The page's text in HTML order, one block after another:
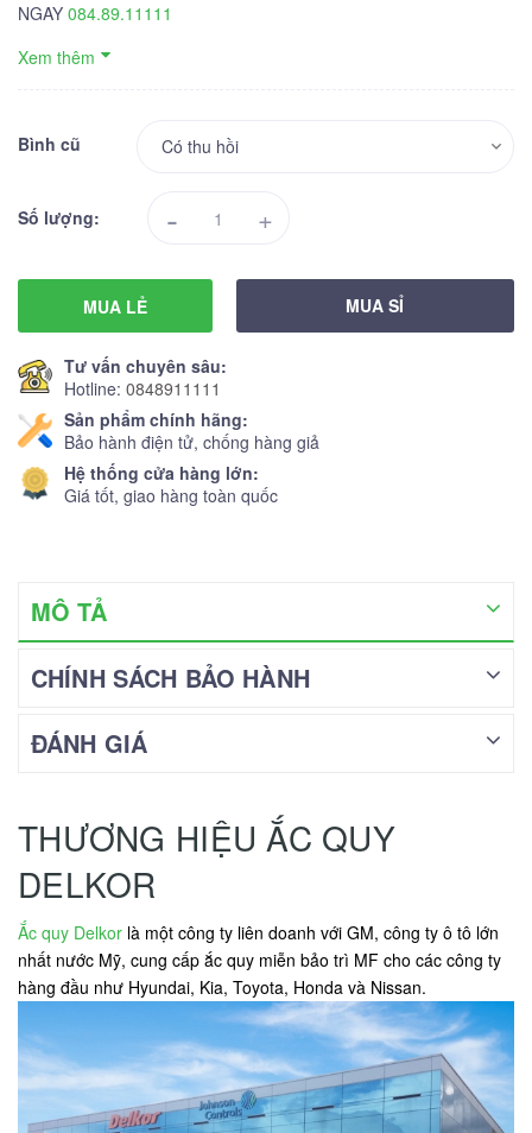
NGAY 084.89.11111
Xem thêm
Bình cũ
Số lượng: - +
MUA LẺ MUA SỈ
Tư vấn chuyên sâu:
Hotline: 0848911111
Sản phẩm chính hãng:
Bảo hành điện tử, chống hàng giả
Hệ thống cửa hàng lớn:
Giá tốt, giao hàng toàn quốc
MÔ TẢ
CHÍNH SÁCH BẢO HÀNH
ĐÁNH GIÁ
THƯƠNG HIỆU ẮC QUY
DELKOR
Ắc quy Delkor là một công ty liên doanh với GM, công ty ô tô lớn
nhất nước Mỹ, cung cấp ắc quy miễn bảo trì MF cho các công ty
hàng đầu như Hyundai, Kia, Toyota, Honda và Nissan.